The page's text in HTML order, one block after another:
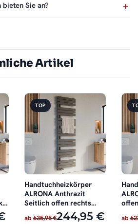
Sie an?
Artikel
TOP
Handtuchheizkörper
ALRONA Anthrazit
Seitlich offen rechts
oder links
ab 635,95 €244,95 € ab